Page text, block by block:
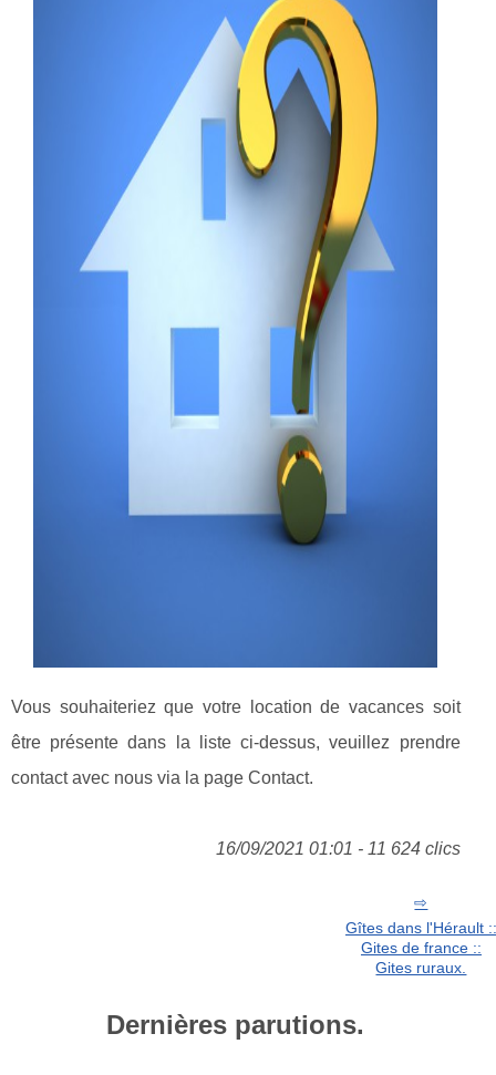
Vous souhaiteriez que votre location de vacances soit
être présente dans la liste ci-dessus, veuillez prendre
contact avec nous via la page Contact.
16/09/2021 01:01 - 11 624 clics
Gîtes dans l'Hérault ::
Gites de france ::
Gites ruraux.
Dernières parutions.